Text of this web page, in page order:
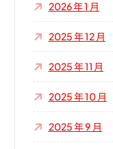
2026 年 1 月
2025 年 12 月
2025 年 11 月
2025 年 10 月
2025 年 9 月